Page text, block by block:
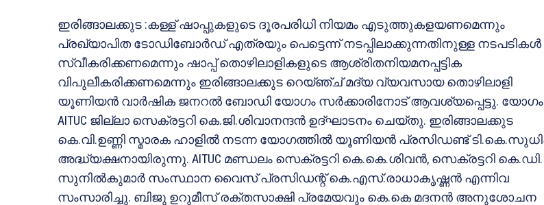
ഇരിങ്ങാലക്കുട :കള്ള് ഷാപ്പുകളുടെ ദൂരപരിധി നിയമം എടുത്തുകളയണമെന്നും
പ്രഖ്യാപിത ടോഡിബോർഡ് എത്രയും പെട്ടെന്ന് നടപ്പിലാക്കുന്നതിനുള്ള നടപടികൾ
സ്വീകരിക്കണമെന്നും ഷാപ്പ് തൊഴിലാളികളുടെ ആശ്രിതനിയമനപ്പട്ടിക
വിപുലീകരിക്കണമെന്നും ഇരിങ്ങാലക്കുട റെയ്ഞ്ച് മദ്യ വ്യവസായ തൊഴിലാളി
യൂണിയൻ വാർഷിക ജനറൽ ബോഡി യോഗം സർക്കാരിനോട് ആവശ്യപ്പെട്ടു. യോഗം
AITUC ജില്ലാ സെക്രട്ടറി കെ.ജി.ശിവാനന്ദൻ ഉദ്ഘാടനം ചെയ്തു. ഇരിങ്ങാലക്കുട
കെ.വി.ഉണ്ണി സ്മാരക ഹാളിൽ നടന്ന യോഗത്തിൽ യൂണിയൻ പ്രസിഡണ്ട്
അദ്ധ്യക്ഷനായിരുന്നു. AITUC മണ്ഡലം സെക്രട്ടറി കെ.കെ.ശിവൻ, സെക്രട്ടറി കെ.ഡി.
സുനിൽകുമാർ സംസ്ഥാന വൈസ് പ്രസിഡന്റ് കെ.എസ്.രാധാകൃഷ്ണൻ എന്നിവ
സംസാരിച്ചു. ബിജു ഉറുമീസ് രക്തസാക്ഷി പ്രമേയവും കെ.കെ മദനൻ അനുശോചന